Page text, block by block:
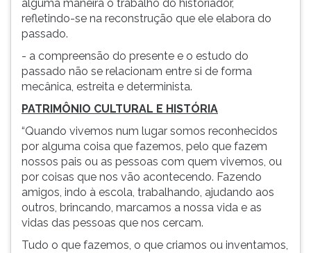
alguma maneira o trabalho do historiador,
refletindo-se na reconstrução que ele elabora do
passado.
- a compreensão do presente e o estudo do
passado não se relacionam entre si de forma
mecânica, estreita e determinista.
PATRIMÔNIO CULTURAL E HISTÓRIA
“Quando vivemos num lugar somos reco­nhecidos
por alguma coisa que fazemos, pelo que fazem
nossos pais ou as pessoas com quem vivemos, ou
por coisas que nos vão acontecen­do. Fazendo
amigos, indo à escola, trabalhan­do, ajudando aos
outros, brincando, marcamos a nossa vida e as
vidas das pessoas que nos cer­cam.
Tudo o que fazemos, o que criamos ou inventamos,